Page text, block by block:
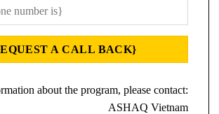
about the program, please contact:
ASHAQ Vietnam